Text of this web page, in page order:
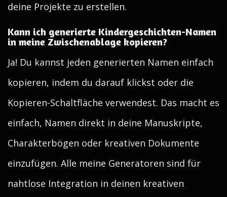
deine Projekte zu erstellen.
Kann ich generierte Kindergeschichten-Namen
in meine Zwischenablage kopieren?
Ja! Du kannst jeden generierten Namen einfach
kopieren, indem du darauf klickst oder die
Kopieren-Schaltfläche verwendest. Das macht es
einfach, Namen direkt in deine Manuskripte,
Charakterbögen oder kreativen Dokumente
einzufügen. Alle meine Generatoren sind für
nahtlose Integration in deinen kreativen